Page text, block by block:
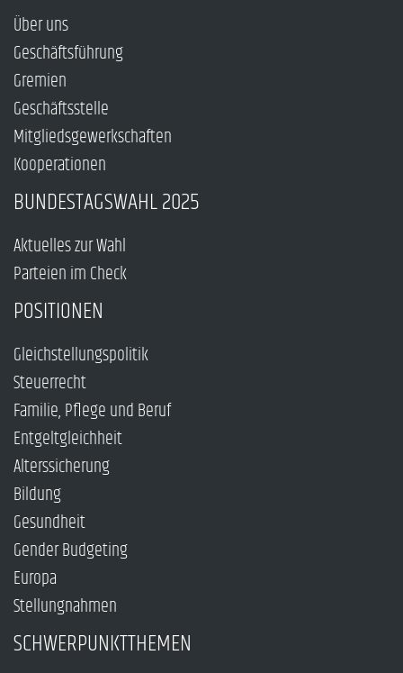
Über uns
Geschäftsführung
Gremien
Geschäftsstelle
Mitgliedsgewerkschaften
Kooperationen
BUNDESTAGSWAHL 2025
Aktuelles zur Wahl
Parteien im Check
POSITIONEN
Gleichstellungspolitik
Steuerrecht
Familie, Pflege und Beruf
Entgeltgleichheit
Alterssicherung
Bildung
Gesundheit
Gender Budgeting
Europa
Stellungnahmen
SCHWERPUNKTTHEMEN